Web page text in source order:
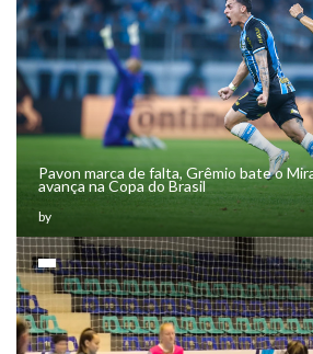
Pavon marca de falta, Grêmio bate o
avança na Copa do Brasil
by